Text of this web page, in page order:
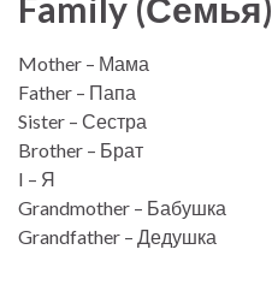
Mother – Мама
Father – Папа
Sister – Сестра
Brother – Брат
I – Я
Grandmother – Бабушка
Grandfather – Дедушка